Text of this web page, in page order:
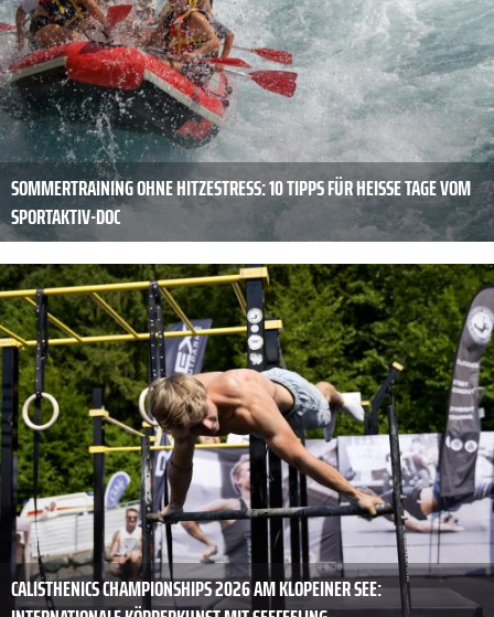
SOMMERTRAINING OHNE HITZESTRESS: 10 TIPPS FÜR HEISSE TAGE VOM S
PORTAKTIV-DOC
CALISTHENICS CHAMPIONSHIPS 2026 AM KLOPEINER SEE: